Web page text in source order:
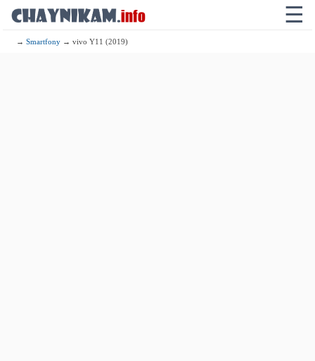
☰
→Smartfony → vivo Y11 (2019)